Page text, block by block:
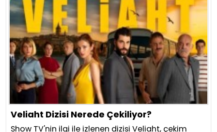
Veliaht Dizisi Nerede Çekiliyor?
Show TV'nin ilgi ile izlenen dizisi Veliaht, çekim